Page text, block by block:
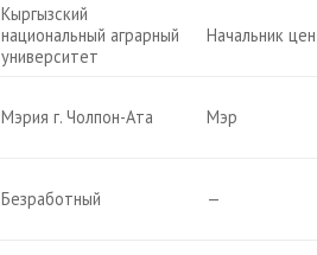
Кыргызский
национальный аграрный
университет
Начальник
Мэрия г. Чолпон-Ата Мэр
Безработный —